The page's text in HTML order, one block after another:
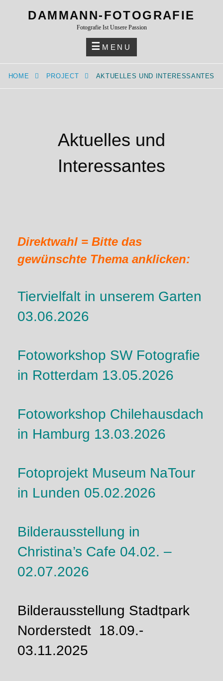
DAMMANN-FOTOGRAFIE
Fotografie Ist Unsere Passion
MENU
HOME PROJECT AKTUELLES UND INTERESSANTES
Aktuelles und
Interessantes
Direktwahl = Bitte das
gewünschte Thema anklicken:
Tiervielfalt in unserem Garten
03.06.2026
Fotoworkshop SW Fotografie
in Rotterdam 13.05.2026
Fotoworkshop Chilehausdach
in Hamburg 13.03.2026
Fotoprojekt Museum NaTour
in Lunden 05.02.2026
Bilderausstellung in
Christina’s Cafe 04.02. –
02.07.2026
Bilderausstellung Stadtpark
Norderstedt 18.09.-
03.11.2025